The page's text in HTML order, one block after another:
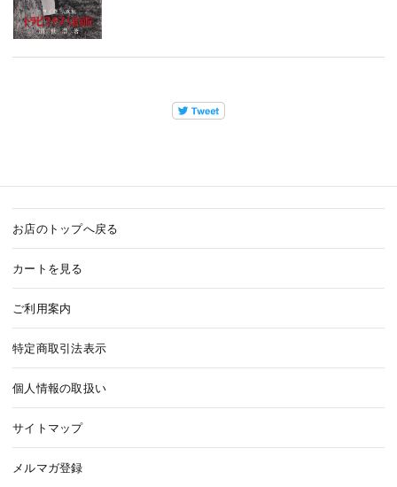
お店のトップへ戻る
カートを見る
ご利用案内
特定商取引法表示
個人情報の取扱い
サイトマップ
メルマガ登録